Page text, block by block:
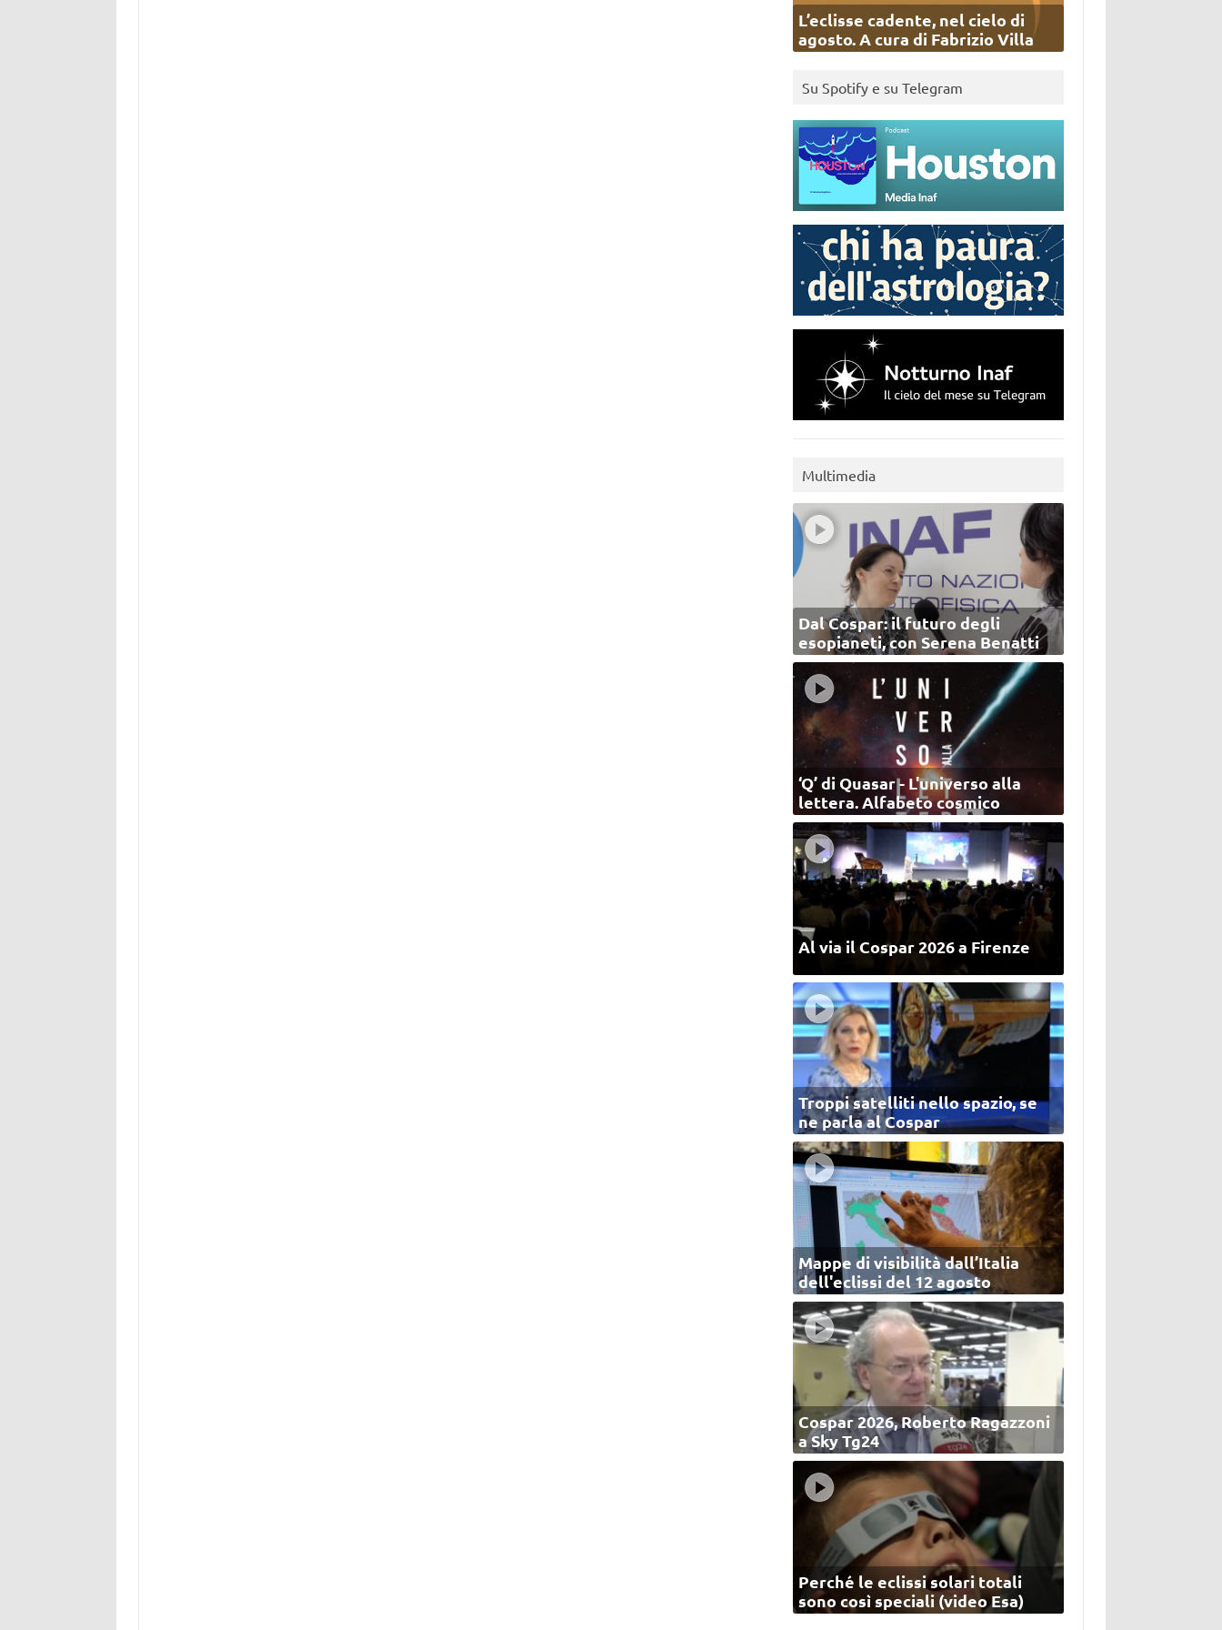
L’eclisse cadente, nel cielo di
agosto. A cura di Fabrizio Villa
Su Spotify e su Telegram
Multimedia
Dal Cospar: il futuro degli
esopianeti, con Serena Benatti
‘Q’ di Quasar - L'universo alla
lettera. Alfabeto cosmico
Al via il Cospar 2026 a Firenze
Troppi satelliti nello spazio, se
ne parla al Cospar
Mappe di visibilità dall’Italia
dell'eclissi del 12 agosto
Cospar 2026, Roberto Ragazzoni
a Sky Tg24
Perché le eclissi solari totali
sono così speciali (video Esa)